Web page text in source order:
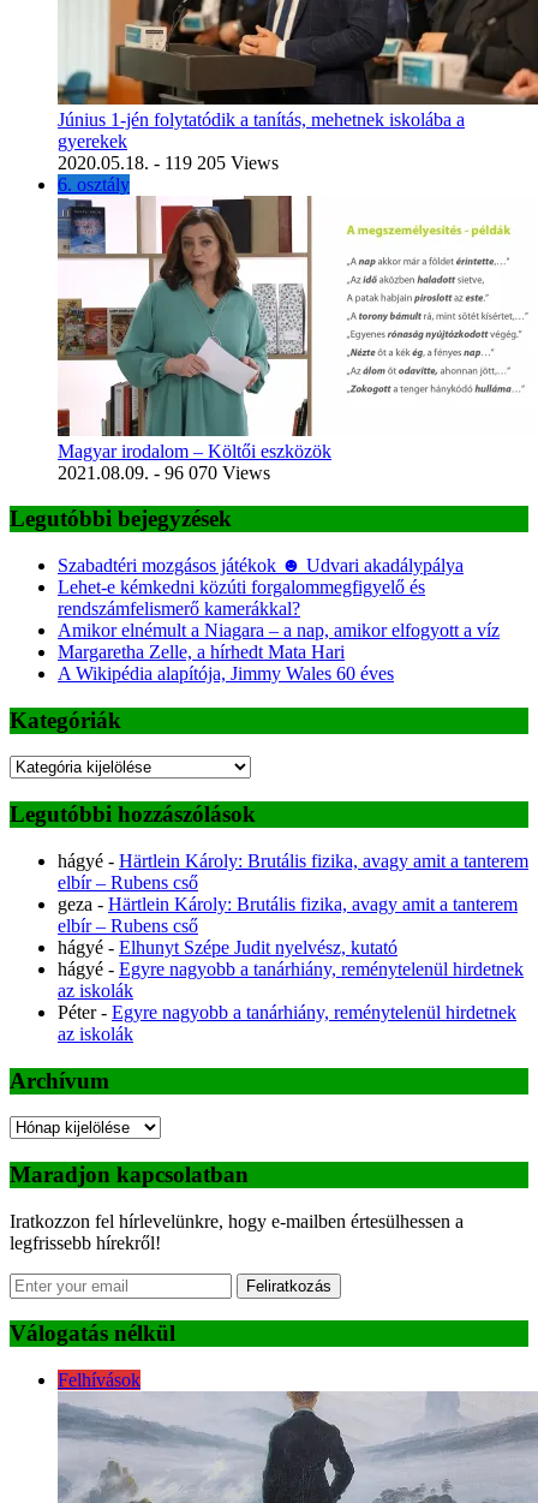
Június 1-jén folytatódik a tanítás, mehetnek iskolába a
gyerekek
2020.05.18. - 119 205 Views
6. osztály
Magyar irodalom – Költői eszközök
2021.08.09. - 96 070 Views
Legutóbbi bejegyzések
Szabadtéri mozgásos játékok ☻ Udvari akadálypálya
Lehet-e kémkedni közúti forgalommegfigyelő és
rendszámfelismerő kamerákkal?
Amikor elnémult a Niagara – a nap, amikor elfogyott a víz
Margaretha Zelle, a hírhedt Mata Hari
A Wikipédia alapítója, Jimmy Wales 60 éves
Kategóriák
Kategóriák
Legutóbbi hozzászólások
hágyé - Härtlein Károly: Brutális fizika, avagy amit a tanterem
elbír – Rubens cső
geza - Härtlein Károly: Brutális fizika, avagy amit a tanterem
elbír – Rubens cső
hágyé - Elhunyt Szépe Judit nyelvész, kutató
hágyé - Egyre nagyobb a tanárhiány, reménytelenül hirdetnek
az iskolák
Péter- Egyre nagyobb a tanárhiány, reménytelenül hirdetnek
az iskolák
Archívum
Archívum
Maradjon kapcsolatban
Iratkozzon fel hírlevelünkre, hogy e-mailben értesülhessen a
legfrissebb hírekről!
Feliratkozás
Válogatás nélkül
Felhívások